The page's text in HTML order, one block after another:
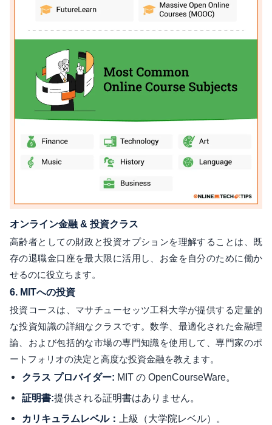
オンライン金融 & 投資クラス
高齢者としての財政と投資オプションを理解することは、既
存の退職金口座を最大限に活用し、お金を自分のために働か
せるのに役立ちます。
6. MITへの投資
投資コースは、マサチューセッツ工科大学が提供する定量的
な投資知識の詳細なクラスです。数学、最適化された金融理
論、および包括的な市場の専門知識を使用して、専門家のポ
ートフォリオの決定と高度な投資金融を教えます。
クラス プロバイダー: MIT の OpenCourseWare。
証明書:提供される証明書はありません。
カリキュラムレベル： 上級（大学院レベル）。